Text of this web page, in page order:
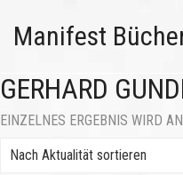
Manifest
GERHARD
EINZELNES ERGEBNIS WIRD
Nach Aktualität sortieren